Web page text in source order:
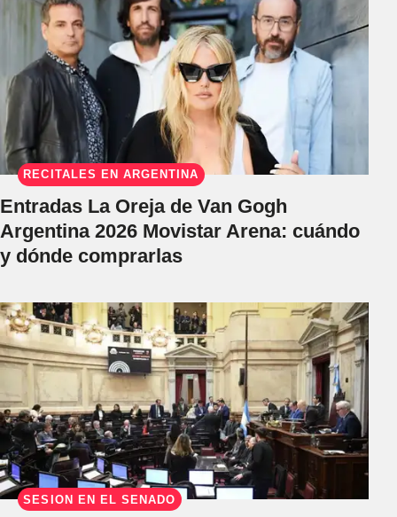
RECITALES EN ARGENTINA
Entradas La Oreja de Van Gogh
Argentina 2026 Movistar Arena: cuándo
y dónde comprarlas
SESIÓN EN EL SENADO